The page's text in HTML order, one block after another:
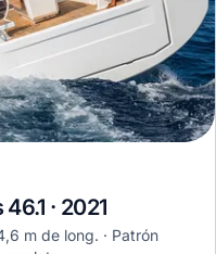
· 2021
m de long.
Patrón